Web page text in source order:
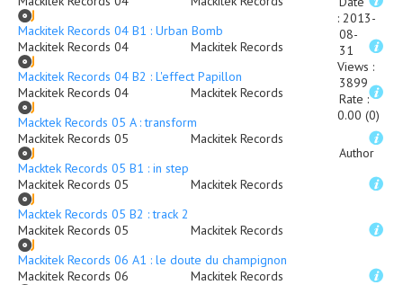
Mackitek Records 04 B1 : Urban Bomb
Mackitek Records 04
Mackitek Records
Mackitek Records 04 B2 : L'effect Papillon
Mackitek Records 04
Mackitek Records
Macktek Records 05 A : transform
Mackitek Records 05
Mackitek Records
Macktek Records 05 B1 : in step
Mackitek Records 05
Mackitek Records
Macktek Records 05 B2 : track 2
Mackitek Records 05
Mackitek Records
Mackitek Records 06 A1 : le doute du champignon
Mackitek Records 06
Mackitek Records
: 2013-
08-
31
Views :
3899
Rate :
0.00 (0)
Author